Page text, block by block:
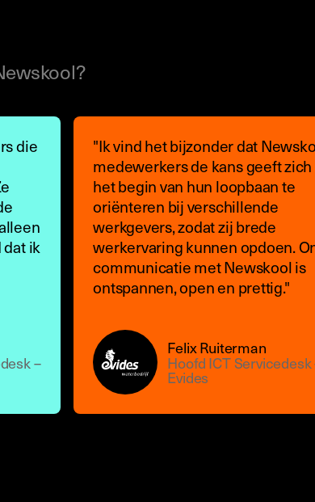
die
dat ik
–
"Ik vind het bijzonder dat
medewerkers de kans geeft zich
het begin van hun loopbaan te
oriënteren bij verschillende
werkgevers, zodat zij brede
werkervaring kunnen opdoen.
communicatie met Newskool is
ontspannen, open en prettig."
Felix Ruiterman
Hoofd ICT Servicedesk
Evides